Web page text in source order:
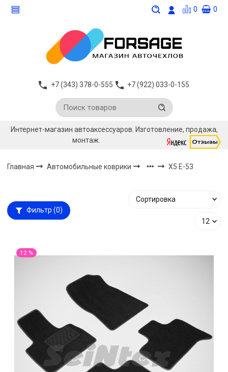
0 0
+7 (343) 378-0-555 +7 (922) 033-0-155
Интернет-магазин автоаксессуаров. Изготовление, продажа,
монтаж.
Главная Автомобильные коврики X5 E-53
Фильтр (0)
12 %